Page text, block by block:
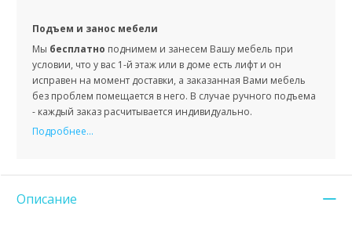
Подъем и занос мебели
Мы бесплатно поднимем и занесем Вашу мебель при
условии, что у вас 1-й этаж или в доме есть лифт и он
исправен на момент доставки, а заказанная Вами мебель
без проблем помещается в него. В случае ручного подъема
- каждый заказ расчитывается индивидуально.
Подробнее...
Описание